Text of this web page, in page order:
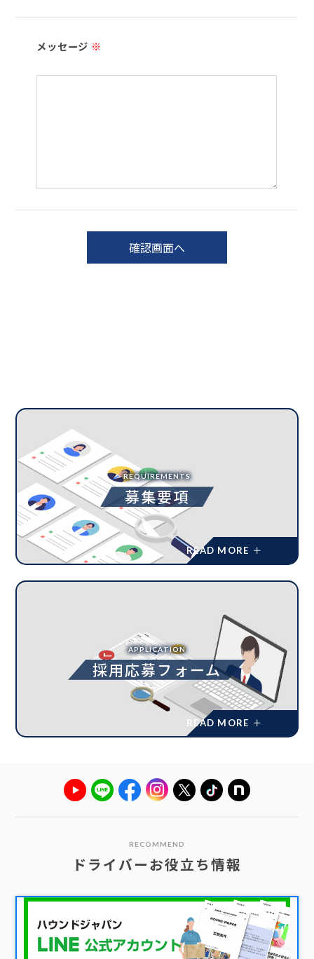
メッセージ ※
REQUIREMENTS
募集要項
APPLICATION
採用応募フォーム
RECOMMEND
ドライバーお役立ち情報